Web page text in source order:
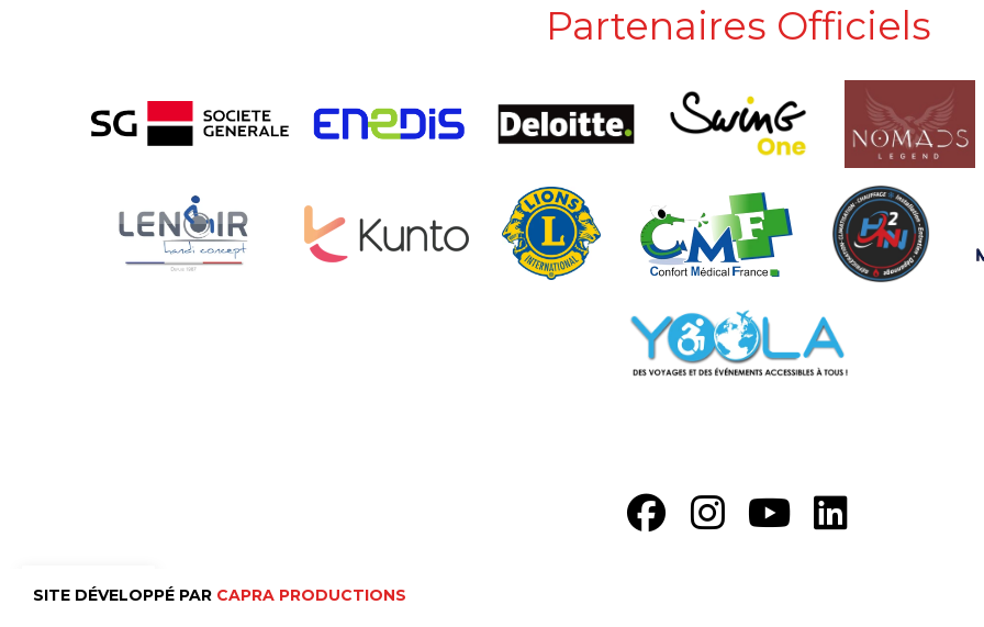
Partenaires Officiels
SITE DÉVELOPPÉ PAR CAPRA PRODUCTIONS
FR